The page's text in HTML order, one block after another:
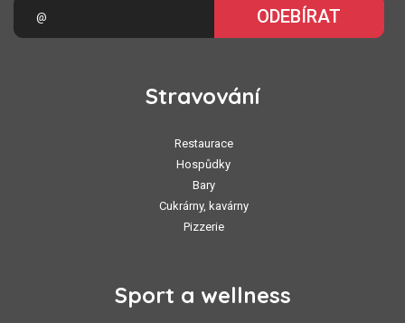
ODEBÍRAT
Stravování
Restaurace
Hospůdky
Bary
Cukrárny, kavárny
Pizzerie
Sport a wellness